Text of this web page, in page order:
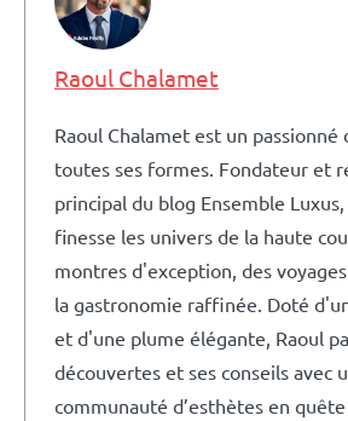
Raoul Chalamet
Raoul Chalamet est un passionné
toutes ses formes. Fondateur et
principal du blog Ensemble
finesse les univers de la haute
montres d'exception, des
la gastronomie raffinée. Doté
et d'une plume élégante, Raoul
découvertes et ses conseils avec
communauté d’esthètes en